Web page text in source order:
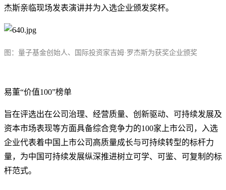
杰斯亲临现场发表演讲并为入选企业颁发奖杯。
图：量子基金创始人、国际投资家吉姆·罗杰斯为获奖企业颁奖
易董“价值100”榜单
旨在评选出在公司治理、经营质量、创新驱动、可持续发展及
资本市场表现等方面具备综合竞争力的100家上市公司，入选
企业代表着中国上市公司高质量成长与可持续转型的标杆力
量，为中国可持续发展纵深推进树立可学、可鉴、可复制的标
杆范式。